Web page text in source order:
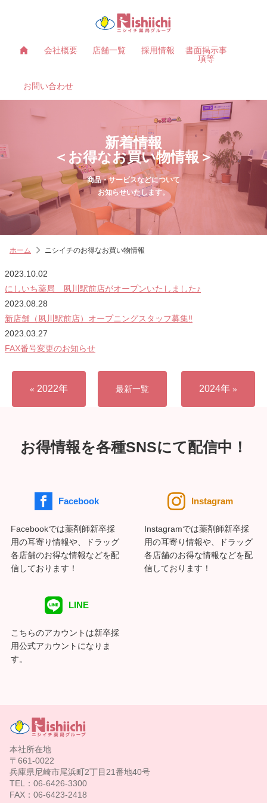
会社概要 店舗一覧 採用情報
書面掲示事
項等
お問い合わせ
新着情報
＜お得なお買い物情報＞
商品・サービスなどについて
お知らせいたします。
ホーム ニシイチのお得なお買い物情報
2023.10.02
にしいち薬局 夙川駅前店がオープンいたしました♪
2023.08.28
新店舗（夙川駅前店）オープニングスタッフ募集‼
2023.03.27
FAX番号変更のお知らせ
« 2022年 最新一覧 2024年 »
お得情報を各種SNSにて配信中！
Facebook
Facebookでは薬剤師新卒採
用の耳寄り情報や、ドラッグ
各店舗のお得な情報などを配
信しております！
Instagram
Instagramでは薬剤師新卒採
用の耳寄り情報や、ドラッグ
各店舗のお得な情報などを配
信しております！
LINE
こちらのアカウントは新卒採
用公式アカウントになりま
す。
本社所在地
〒661-0022
兵庫県尼崎市尾浜町2丁目21番地40号
TEL：06-6426-3300
FAX：06-6423-2418